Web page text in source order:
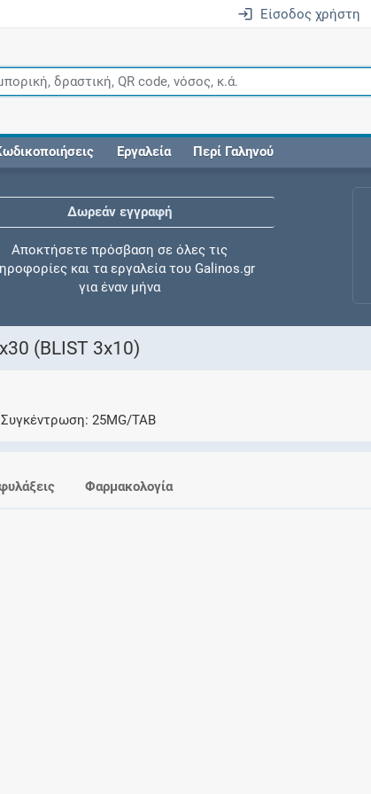
Είσοδος χρήστη
Εργαλεία Περί Γαληνού
Δωρεάν εγγραφή
Αποκτήσετε πρόσβαση σε όλες τις
και τα εργαλεία του Galinos.gr
για έναν μήνα
την αγωγή σας για αντενδείξεις και
(BLIST 3x10)
Συγκέντρωση 25MG/TAB
Φαρμακολογία